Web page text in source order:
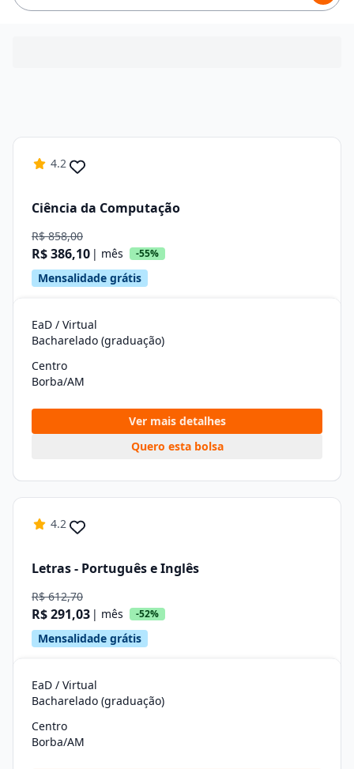
4.2
Ciência da Computação
R$ 858,00
R$ 386,10 | mês -55%
Mensalidade grátis
EaD / Virtual
Bacharelado (graduação)
Centro
Borba/AM
Ver mais detalhes
Quero esta bolsa
4.2
Letras - Português e Inglês
R$ 612,70
R$ 291,03 | mês -52%
Mensalidade grátis
EaD / Virtual
Bacharelado (graduação)
Centro
Borba/AM